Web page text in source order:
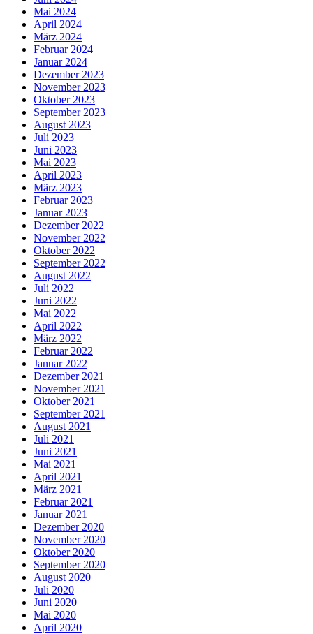
Mai 2024
April 2024
März 2024
Februar 2024
Januar 2024
Dezember 2023
November 2023
Oktober 2023
September 2023
August 2023
Juli 2023
Juni 2023
Mai 2023
April 2023
März 2023
Februar 2023
Januar 2023
Dezember 2022
November 2022
Oktober 2022
September 2022
August 2022
Juli 2022
Juni 2022
Mai 2022
April 2022
März 2022
Februar 2022
Januar 2022
Dezember 2021
November 2021
Oktober 2021
September 2021
August 2021
Juli 2021
Juni 2021
Mai 2021
April 2021
März 2021
Februar 2021
Januar 2021
Dezember 2020
November 2020
Oktober 2020
September 2020
August 2020
Juli 2020
Juni 2020
Mai 2020
April 2020